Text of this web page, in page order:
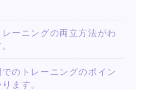
ーニングの両立方法がわ
のトレーニングのポイン
ます。